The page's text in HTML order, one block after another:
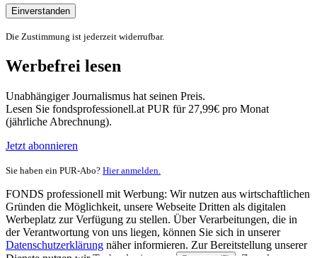
Einverstanden
Die Zustimmung ist jederzeit widerrufbar.
Werbefrei lesen
Unabhängiger Journalismus hat seinen Preis.
Lesen Sie fondsprofessionell.at PUR für 27,99€ pro Monat
(jährliche Abrechnung).
Jetzt abonnieren
Sie haben ein PUR-Abo? Hier anmelden.
FONDS professionell mit Werbung: Wir nutzen aus wirtschaftlichen
Gründen die Möglichkeit, unsere Webseite Dritten als digitalen
Werbeplatz zur Verfügung zu stellen. Über Verarbeitungen, die in
der Verantwortung von uns liegen, können Sie sich in unserer
Datenschutzerklärung näher informieren. Zur Bereitstellung unserer